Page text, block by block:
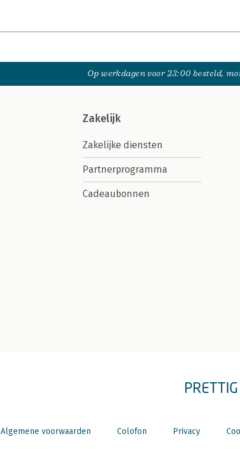
Op werkdagen voor 23:00 besteld,
Zakelijk
Zakelijke diensten
Partnerprogramma
Cadeaubonnen
Algemene voorwaarden Colofon Privacy